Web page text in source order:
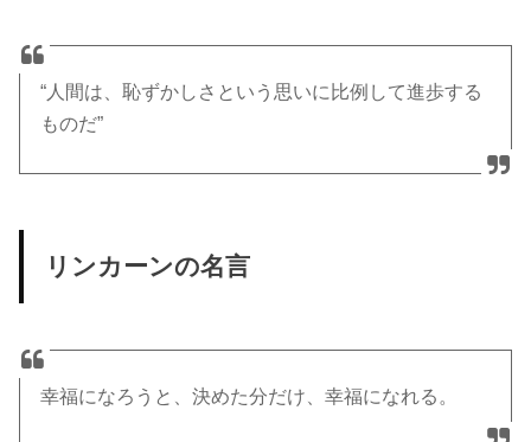
“人間は、恥ずかしさという思いに比例して進歩する
ものだ”
リンカーンの名言
幸福になろうと、決めた分だけ、幸福になれる。